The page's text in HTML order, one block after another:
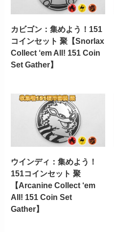
カビゴン：集めよう！151
コインセット 聚【Snorlax
Collect ‘em All! 151 Coin
Set Gather】
ウインディ：集めよう！
151コインセット 聚
【Arcanine Collect ‘em
All! 151 Coin Set
Gather】